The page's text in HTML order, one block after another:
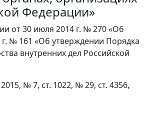
Федерации»
от 30 июля 2014 г. № 270 «Об
№ 161 «Об утверждении Порядка
внутренних дел Российской
№ 7, ст. 1022, № 29, ст. 4356,